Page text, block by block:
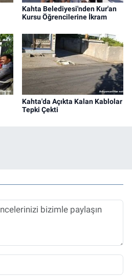
Kahta Belediyesi'nden Kur'an
Kursu Öğrencilerine İkram
Kahta'da Açıkta Kalan Kablolar
Tepki Çekti